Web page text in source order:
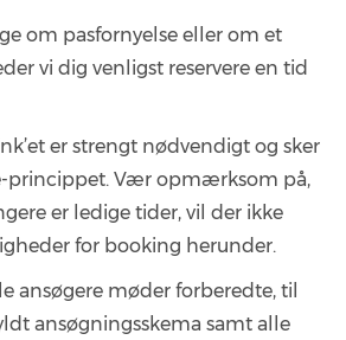
om pasfornyelse eller om et
vi dig venligst reservere en tid
er strengt nødvendigt og sker
princippet. Vær opmærksom på,
er ledige tider, vil der ikke
for booking herunder.
ansøgere møder forberedte, til
ansøgningsskema samt alle